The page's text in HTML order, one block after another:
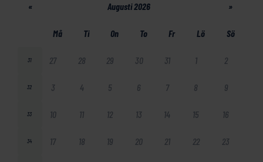
« Augusti 2026 »
Må Ti On To Fr Lö Sö
31 27 28 29 30 31 1 2
32 3 4 5 6 7 8 9
33 10 11 12 13 14 15 16
34 17 18 19 20 21 22 23